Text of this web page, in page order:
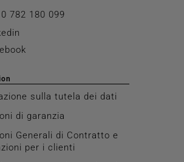
782 180 099
sulla tutela dei dati
di garanzia
Generali di Contratto e
per i clienti